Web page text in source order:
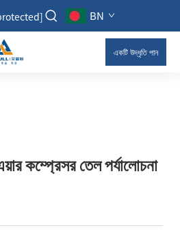
BN
একটি উদ্ধৃতি পান
কম্প্রেসর তেল পর্যালোচনা